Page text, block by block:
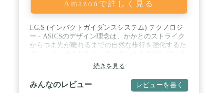
Amazonで詳しく見る
I.G.S (インパクトガイダンスシステム) テクノロジ
ー - ASICSのデザイン理念は、かかとのストライク
からつま先が離れるまでの自然な歩行を強化するた
す。 / SpevaFoam 45 長持ち - 45度フルレングス
SpevaFoam 45耐久素材を採用。柔らかいプラットフ
ォームの感触と快適さの向上を実現。 / 反射率 - 暗
い時間の視認性を高めるために設計された反射素材
続きを見る
みんなのレビュー レビューを書く